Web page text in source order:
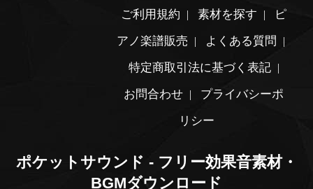
ご利用規約
素材を探す
ピ
アノ楽譜販売
よくある質問
特定商取引法に基づく表記
お問合わせ
プライバシーポ
リシー
ポケットサウンド - フリー効果音素材・
BGMダウンロード